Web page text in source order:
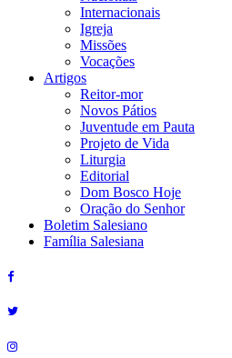
Internacionais
Igreja
Missões
Vocações
Artigos
Reitor-mor
Novos Pátios
Juventude em Pauta
Projeto de Vida
Liturgia
Editorial
Dom Bosco Hoje
Oração do Senhor
Boletim Salesiano
Família Salesiana